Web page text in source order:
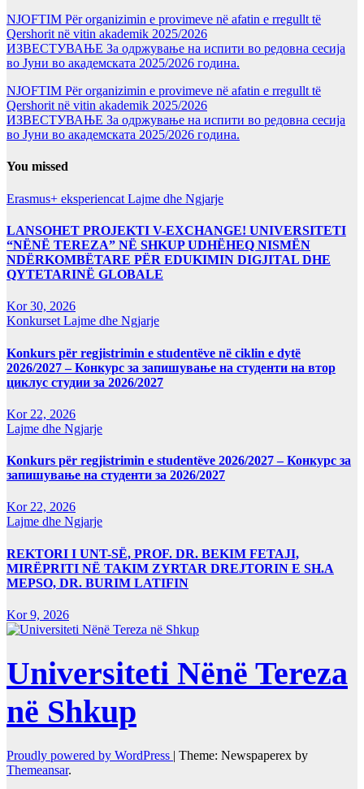
NJOFTIM Për organizimin e provimeve në afatin e rregullt të
Qershorit në vitin akademik 2025/2026
ИЗВЕСТУВАЊЕ За одржување на испити во редовна сесија
во Јуни во академската 2025/2026 година.
NJOFTIM Për organizimin e provimeve në afatin e rregullt të
Qershorit në vitin akademik 2025/2026
ИЗВЕСТУВАЊЕ За одржување на испити во редовна сесија
во Јуни во академската 2025/2026 година.
You missed
Erasmus+ eksperiencat Lajme dhe Ngjarje
LANSOHET PROJEKTI V-EXCHANGE! UNIVERSITETI
“NËNË TEREZA” NË SHKUP UDHËHEQ NISMËN
NDËRKOMBËTARE PËR EDUKIMIN DIGJITAL DHE
QYTETARINË GLOBALE
Kor 30, 2026
Konkurset Lajme dhe Ngjarje
Konkurs për regjistrimin e studentëve në ciklin e dytë
2026/2027 – Конкурс за запишување на студенти на втор
циклус студии за 2026/2027
Kor 22, 2026
Lajme dhe Ngjarje
Konkurs për regjistrimin e studentëve 2026/2027 – Конкурс за
запишување на студенти за 2026/2027
Kor 22, 2026
Lajme dhe Ngjarje
REKTORI I UNT-SË, PROF. DR. BEKIM FETAJI,
MIRËPRITI NË TAKIM ZYRTAR DREJTORIN E SH.A
MEPSO, DR. BURIM LATIFIN
Kor 9, 2026
Universiteti Nënë Tereza
në Shkup
Proudly powered by WordPress | Theme: Newspaperex by
Themeansar.